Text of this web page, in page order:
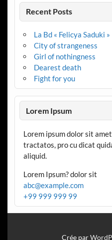
Recent Posts
La Bd « Felicya Saduki »
City of strangeness
Girl of nothingness
Dearest death
Fight for you
Lorem Ipsum
Lorem ipsum dolor sit
tractatos, pro cu dicat
aliquid.
Lorem Ipsum? dolor sit
abc@example.com
+99 999 999 99
Crée par